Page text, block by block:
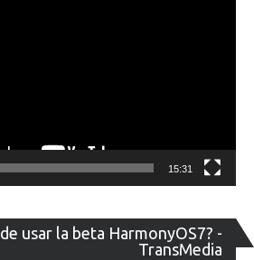
15:31
usar la beta HarmonyOS7? -
TransMedia
de